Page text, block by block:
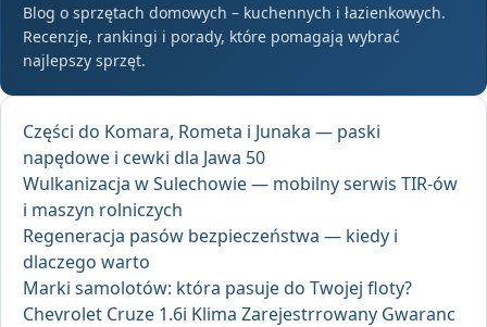
Blog o sprzętach domowych – kuchennych i łazienkowych.
Recenzje, rankingi i porady, które pomagają wybrać
najlepszy sprzęt.
Części do Komara, Rometa i Junaka — paski
napędowe i cewki dla Jawa 50
Wulkanizacja w Sulechowie — mobilny serwis TIR-ów
i maszyn rolniczych
Regeneracja pasów bezpieczeństwa — kiedy i
dlaczego warto
Marki samolotów: która pasuje do Twojej floty?
Chevrolet Cruze 1.6i Klima Zarejestrrowany Gwaranc